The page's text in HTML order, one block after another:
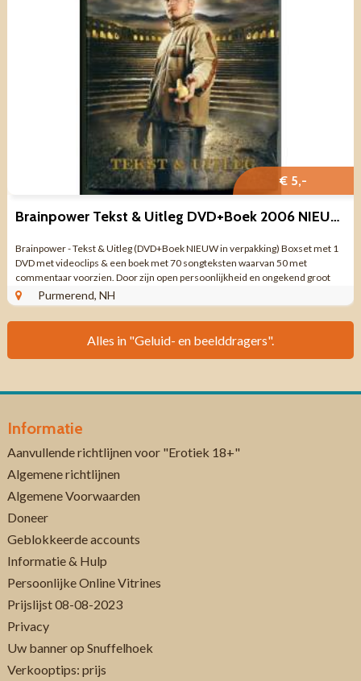
€ 5,-
Brainpower Tekst & Uitleg DVD+Boek 2006 NIEUW in verpakking
Brainpower - Tekst & Uitleg (DVD+Boek NIEUW in verpakking) Boxset met 1
DVD met videoclips & een boek met 70 songteksten waarvan 50 met
commentaar voorzien. Door zijn open persoonlijkheid en ongekend groot
associatief ...
Purmerend, NH
Alles in "Geluid- en beelddragers".
Informatie
Aanvullende richtlijnen voor "Erotiek 18+"
Algemene richtlijnen
Algemene Voorwaarden
Doneer
Geblokkeerde accounts
Informatie & Hulp
Persoonlijke Online Vitrines
Prijslijst 08-08-2023
Privacy
Uw banner op Snuffelhoek
Verkooptips: prijs